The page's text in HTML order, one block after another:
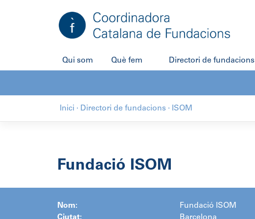
Qui som Què fem Directori de fundacions
Inici · Directori de fundacions · ISOM
Fundació ISOM
Nom:
Fundació ISOM